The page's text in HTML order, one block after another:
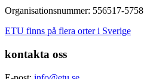
Organisationsnummer: 556517-5758
ETU finns på flera orter i Sverige
kontakta oss